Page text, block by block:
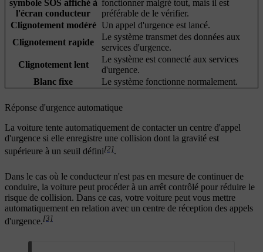
symbole SOS affiché à
l'écran conducteur
fonctionner malgré tout, mais il est
préférable de le vérifier.
Clignotement modéré Un appel d'urgence est lancé.
Clignotement rapide
Le système transmet des données aux
services d'urgence.
Clignotement lent
Le système est connecté aux services
d'urgence.
Blanc fixe
Le système fonctionne normalement.
Réponse d'urgence automatique
La voiture tente automatiquement de contacter un centre d'appel
d'urgence si elle enregistre une collision dont la gravité est
supérieure à un seuil défini[2].
Dans le cas où le conducteur n'est pas en mesure de continuer de
conduire, la voiture peut procéder à un arrêt contrôlé pour réduire le
risque de collision. Dans ce cas, votre voiture peut vous mettre
automatiquement en relation avec un centre de réception des appels
d'urgence.[3]